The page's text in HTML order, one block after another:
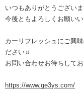
いつもありがとうござい
今後ともよろしくお願いい
カーリフレッシュにご興
ださい♫
お問い合わせお待ちしてお
https://www.ge3ys.com/